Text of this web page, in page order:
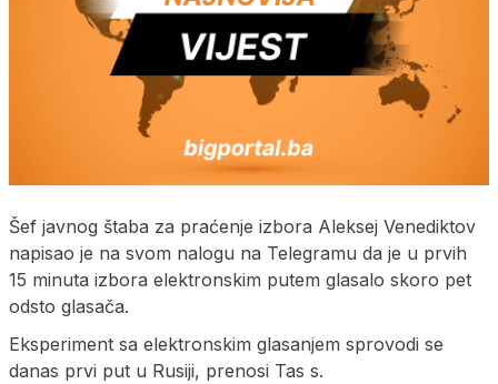
Šef javnog štaba za praćenje izbora Aleksej Venediktov
napisao je na svom nalogu na Telegramu da je u prvih
15 minuta izbora elektronskim putem glasalo skoro pet
odsto glasača.
Eksperiment sa elektronskim glasanjem sprovodi se
danas prvi put u Rusiji, prenosi Tas s.